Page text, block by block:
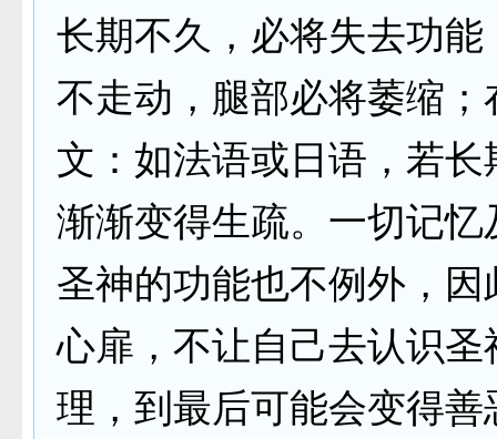
长期不久，必将失去功
不走动，腿部必将萎缩
文：如法语或日语，若
渐渐变得生疏。一切记
圣神的功能也不例外，
心扉，不让自己去认识
理，到最后可能会变得善